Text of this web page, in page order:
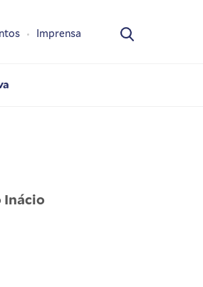
Imprensa
Inácio